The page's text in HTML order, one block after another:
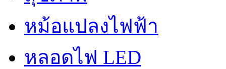
หม้อแปลงไฟฟ้า
หลอดไฟ LED